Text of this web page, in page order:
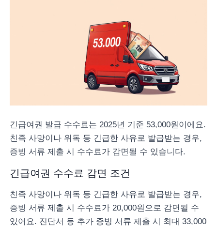
긴급여권 발급 수수료는 2025년 기준 53,000원이에요.
친족 사망이나 위독 등 긴급한 사유로 발급받는 경우,
증빙 서류 제출 시 수수료가 감면될 수 있습니다.
긴급여권 수수료 감면 조건
친족 사망이나 위독 등 긴급한 사유로 발급받는 경우,
증빙 서류 제출 시 수수료가 20,000원으로 감면될 수
있어요. 진단서 등 추가 증빙 서류 제출 시 최대 33,000